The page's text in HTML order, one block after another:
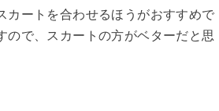
カートを合わせるほうがおすすめで
ので、スカートの方がベターだと思